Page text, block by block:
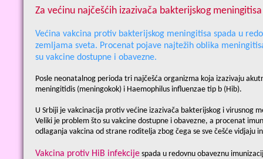
Za većinu najčešćih izazivača bakterijskog
Većina vakcina protiv bakterijskog meningitisa spada u
zemljama sveta. Procenat pojave najtežih oblika
su vakcine dostupne i obavezne.
Posle neonatalnog perioda tri najčešća organizma koja izazivaju
meningitidis (meningokok) i Haemophilus influenzae tip b (Hib).
U Srbiji je vakcinacija protiv većine izazivača bakterijskog i virusnog
Veliki je problem što su vakcine dostupne i obavezne, a procenat
odlaganja vakcina od strane roditelja zbog čega se sve češće vidjaju
Vakcina protiv HiB infekcije spada u redovnu obaveznu